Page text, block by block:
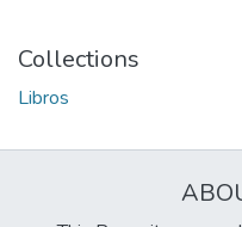
Collections
Libros